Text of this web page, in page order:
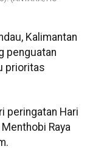
Kalimantan
penguatan
prioritas
peringatan Hari
Raya